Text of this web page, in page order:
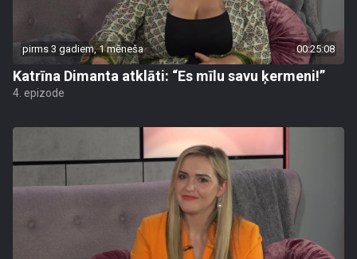
pirms 3 gadiem, 1 mēneša 00:25:08
Katrīna Dimanta atklāti: “Es mīlu savu ķermeni!”
4. epizode